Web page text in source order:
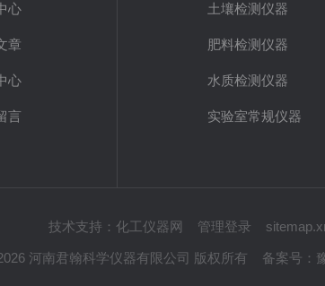
心
章
心
言
土壤检测仪器
肥料检测仪器
水质检测仪器
实验室常规仪器
技术支持： 化工仪器网 管理登录
河南君翰科学仪器有限公司 版权所有 备案号：